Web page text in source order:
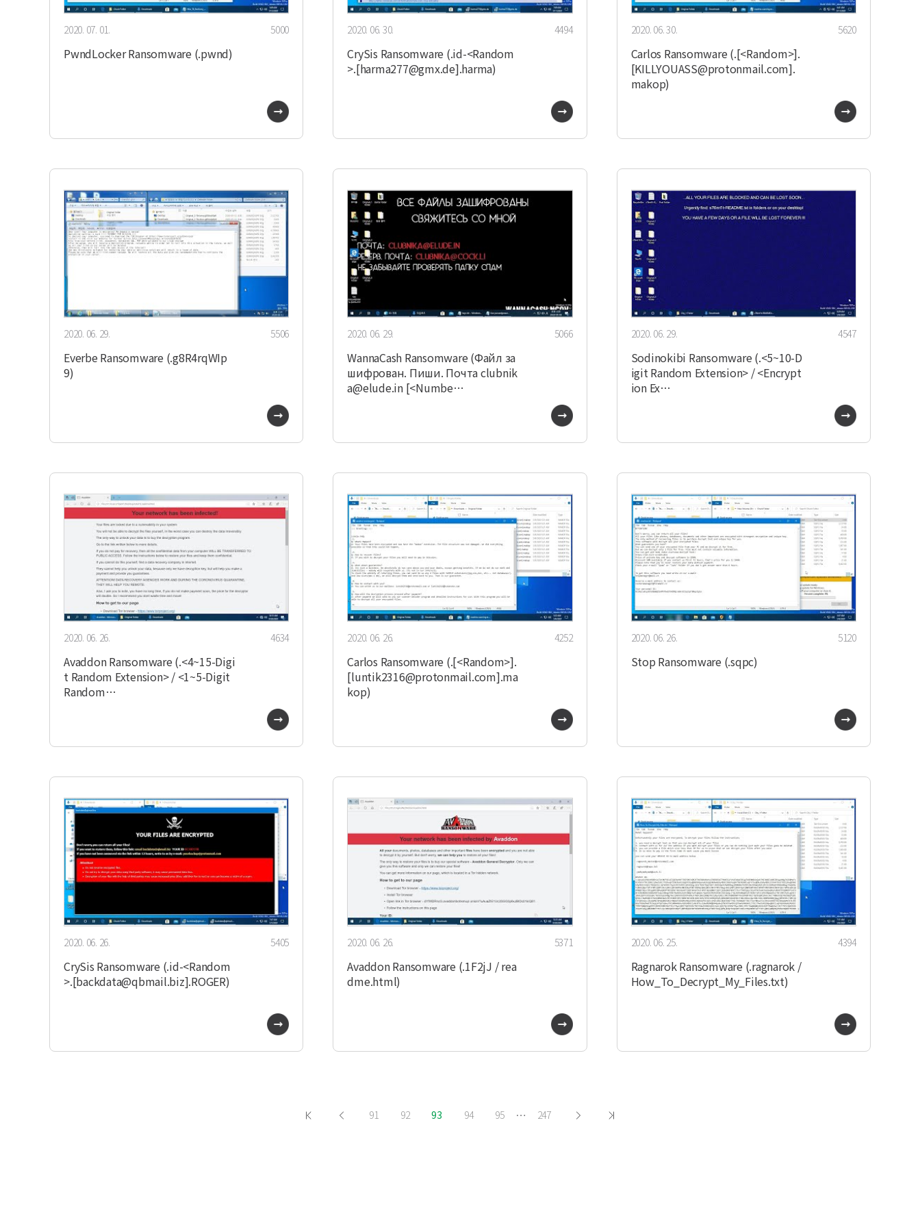
2020. 07. 01. 5000
PwndLocker Ransomware (.pwnd)
2020. 06. 30. 4494
CrySis Ransomware (.id-<Random
>.[harma277@gmx.de].harma)
2020. 06. 30. 5620
Carlos Ransomware (.[<Random>].
[KILLYOUASS@protonmail.com].
makop)
2020. 06. 29. 5506
Everbe Ransomware (.g8R4rqWIp
9)
2020. 06. 29. 5066
WannaCash Ransomware (Файл за
шифрован. Пиши. Почта clubnik
a@elude.in [<Numbe…
2020. 06. 29. 4547
Sodinokibi Ransomware (.<5~10-D
igit Random Extension> / <Encrypt
ion Ex…
2020. 06. 26. 4634
Avaddon Ransomware (.<4~15-Digi
t Random Extension> / <1~5-Digit
Random…
2020. 06. 26. 4252
Carlos Ransomware (.[<Random>].
[luntik2316@protonmail.com].ma
kop)
2020. 06. 26. 5120
Stop Ransomware (.sqpc)
2020. 06. 26. 5405
CrySis Ransomware (.id-<Random
>.[backdata@qbmail.biz].ROGER)
2020. 06. 26. 5371
Avaddon Ransomware (.1F2jJ / rea
dme.html)
2020. 06. 25. 4394
Ragnarok Ransomware (.ragnarok /
How_To_Decrypt_My_Files.txt)
91 92 93 94 95 … 247